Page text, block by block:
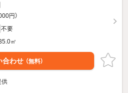
円）
不要
㎡
合わせ （無料）
供